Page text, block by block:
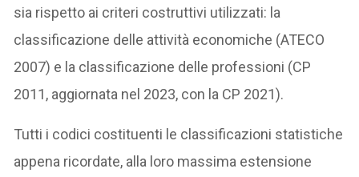
sia rispetto ai criteri costruttivi utilizzati: la
classificazione delle attività economiche (ATECO
2007) e la classificazione delle professioni (CP
2011, aggiornata nel 2023, con la CP 2021).
Tutti i codici costituenti le classificazioni statistiche
appena ricordate, alla loro massima estensione